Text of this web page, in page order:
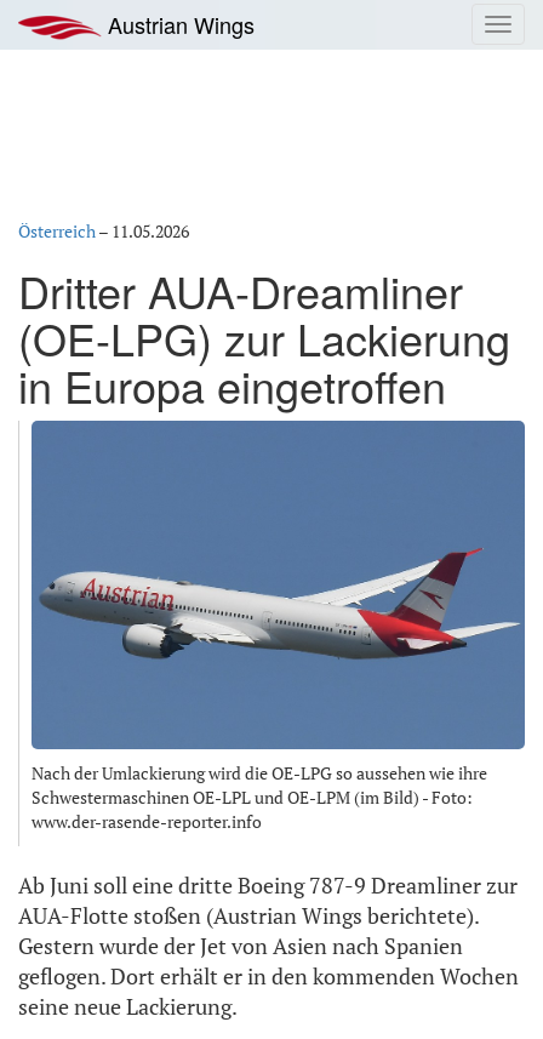
Inhalt
springen
Austrian Wings
Österreich– 11.05.2026
Dritter AUA-Dreamliner
(OE-LPG) zur Lackierung
in Europa eingetroffen
Nach der Umlackierung wird die OE-LPG so aussehen wie ihre
Schwestermaschinen OE-LPL und OE-LPM (im Bild) - Foto:
www.der-rasende-reporter.info
Ab Juni soll eine dritte Boeing 787-9 Dreamliner zur
AUA-Flotte stoßen (Austrian Wings berichtete).
Gestern wurde der Jet von Asien nach Spanien
geflogen. Dort erhält er in den kommenden Wochen
seine neue Lackierung.